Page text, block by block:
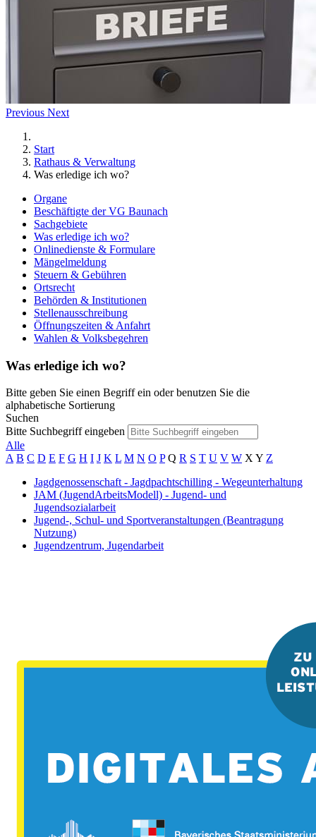
Previous Next
Start
Rathaus & Verwaltung
Was erledige ich wo?
Organe
Beschäftigte der VG Baunach
Sachgebiete
Was erledige ich wo?
Onlinedienste & Formulare
Mängelmeldung
Steuern & Gebühren
Ortsrecht
Behörden & Institutionen
Stellenausschreibung
Öffnungszeiten & Anfahrt
Wahlen & Volksbegehren
Was erledige ich wo?
Bitte geben Sie einen Begriff ein oder benutzen Sie die
alphabetische Sortierung
Suchen
Bitte Suchbegriff eingeben
Alle
A B C D E F G H I J K L M N O P Q R S T U V W XY Z
Jagdgenossenschaft - Jagdpachtschilling - Wegeunterhaltung
JAM (JugendArbeitsModell) - Jugend- und
Jugendsozialarbeit
Jugend-, Schul- und Sportveranstaltungen (Beantragung
Nutzung)
Jugendzentrum, Jugendarbeit